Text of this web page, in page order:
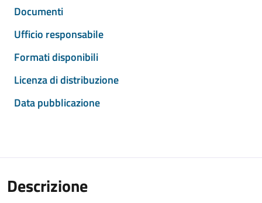
Documenti
Ufficio responsabile
Formati disponibili
Licenza di distribuzione
Data pubblicazione
Descrizione